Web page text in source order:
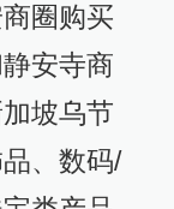
圈购买
安寺商
坡乌节
、数码/